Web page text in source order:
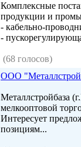
Комплексные
продукции и
- кабельно-
-
(68 голосов)
ООО
Металлстройбаза
мелкооптовой
Интересует
позициям...